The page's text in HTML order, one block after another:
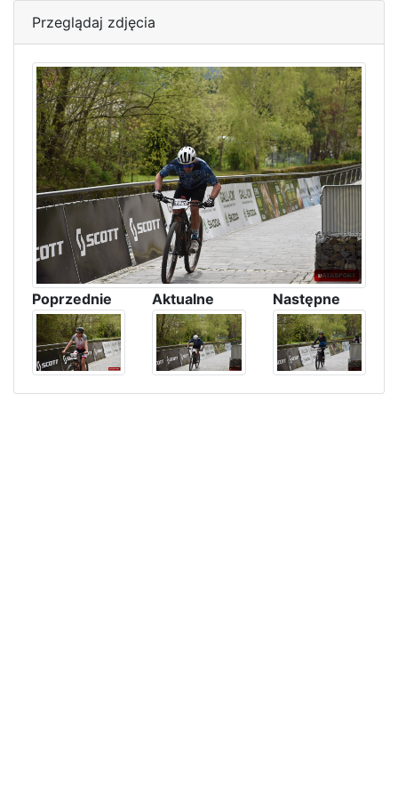
Przeglądaj zdjęcia
Poprzednie Aktualne Następne